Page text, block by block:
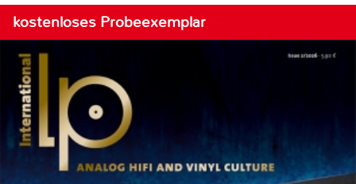
kostenloses Probeexemplar